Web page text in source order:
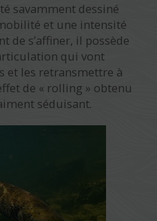
savamment dessiné
et une intensité
de s’affiner, il possède
qui vont
et les retransmettre à
de « rolling » obtenu
séduisant.